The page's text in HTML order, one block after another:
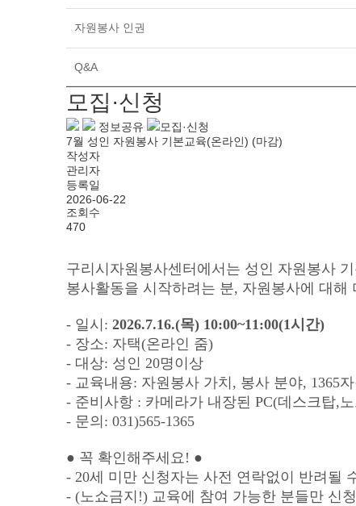
자원봉사 인권
Q&A
모집·신청
정보공유
모집·신청
7월 성인 자원봉사 기본교육(온라인) (마감)
작성자
관리자
등록일
2026-06-22
조회수
470
구리시자원봉사센터에서는 성인 자원봉사
봉사활동을 시작하려는 분, 자원봉사에 대
- 일시: 2026.7.16.(목) 10:00~11:00(1시간)
- 장소: 자택(온라인 줌)
- 대상: 성인 20명이상
- 교육내용: 자원봉사 가치, 봉사 분야, 1365
- 준비사항 : 카메라가 내장된 PC(데스크탑,
- 문의: 031)565-1365
● 꼭 확인해주세요! ●
- 20세 미만 신청자는 사전 연락없이 반려될
- (노쇼금지!) 교육에 참여 가능한 분들만 신